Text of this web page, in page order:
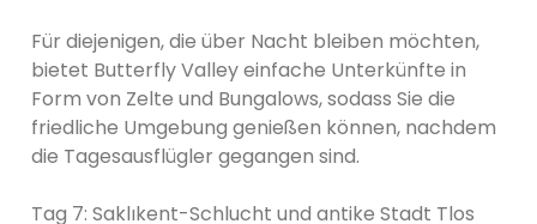
Für diejenigen, die über Nacht bleiben möchten,
bietet Butterfly Valley einfache Unterkünfte in
Form von Zelte und Bungalows, sodass Sie die
friedliche Umgebung genießen können, nachdem
die Tagesausflügler gegangen sind.
Tag 7: Saklıkent-Schlucht und antike Stadt Tlos